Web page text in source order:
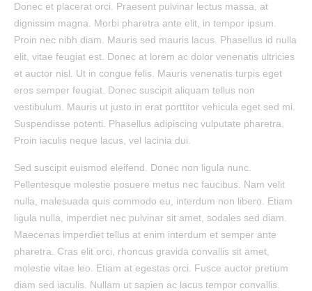
Donec et placerat orci. Praesent pulvinar lectus massa, at
dignissim magna. Morbi pharetra ante elit, in tempor ipsum.
Proin nec nibh diam. Mauris sed mauris lacus. Phasellus id nulla
elit, vitae feugiat est. Donec at lorem ac dolor venenatis ultricies
et auctor nisl. Ut in congue felis. Mauris venenatis turpis eget
eros semper feugiat. Donec suscipit aliquam tellus non
vestibulum. Mauris ut justo in erat porttitor vehicula eget sed mi.
Suspendisse potenti. Phasellus adipiscing vulputate pharetra.
Proin iaculis neque lacus, vel lacinia dui.
Sed suscipit euismod eleifend. Donec non ligula nunc.
Pellentesque molestie posuere metus nec faucibus. Nam velit
nulla, malesuada quis commodo eu, interdum non libero. Etiam
ligula nulla, imperdiet nec pulvinar sit amet, sodales sed diam.
Maecenas imperdiet tellus at enim interdum et semper ante
pharetra. Cras elit orci, rhoncus gravida convallis sit amet,
molestie vitae leo. Etiam at egestas orci. Fusce auctor pretium
diam sed iaculis. Nullam ut sapien ac lacus tempor convallis.